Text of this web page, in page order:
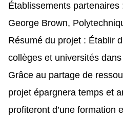
Établissements
George Brown,
Résumé du projet : Établir
collèges et universités
Grâce au partage de
projet épargnera temps et
profiteront d’une formation